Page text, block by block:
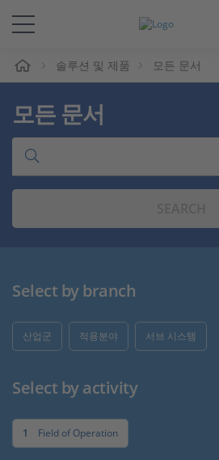
솔루션 및 제품
Support
동영상
인재채용
솔루션 및 제품 모든 문서
모든 문서
Select by branch
산업군 적용분야 서브 시스템
Select by activity
1 Field of Operation